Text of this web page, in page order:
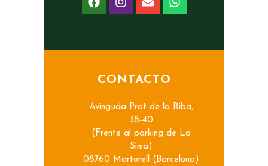
CONTACTO
Avinguda Prat de la Riba,
38-40
(Frente al parking de La
Sínia)
08760 Martorell (Barcelona)